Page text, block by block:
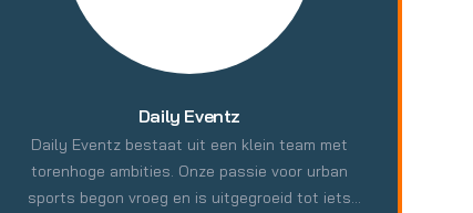
Daily Eventz
Daily Eventz bestaat uit een klein team met
torenhoge ambities. Onze passie voor urban
sports begon vroeg en is uitgegroeid tot iets